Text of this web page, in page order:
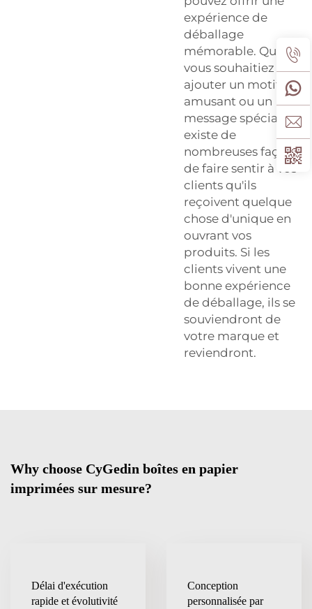
expérience de
déballage
mémorable. Que
vous souhaitiez
ajouter un motif
amusant ou un
message spécial, il
existe de
nombreuses façons
de faire sentir à vos
clients qu'ils
reçoivent quelque
chose d'unique en
ouvrant vos
produits. Si les
clients vivent une
bonne expérience
de déballage, ils se
souviendront de
votre marque et
reviendront.
Why choose CyGedin boîtes en papier
imprimées sur mesure?
Délai d'exécution
rapide et évolutivité
Conception
personnalisée par